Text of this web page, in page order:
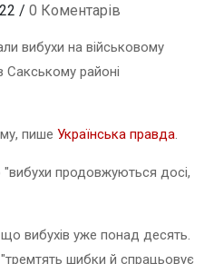
/ 0 Коментарів
вибухи на військовому
Сакському районі
, пише Українська правда.
"вибухи продовжуються досі,
вибухів уже понад десять.
шибки й спрацьовує